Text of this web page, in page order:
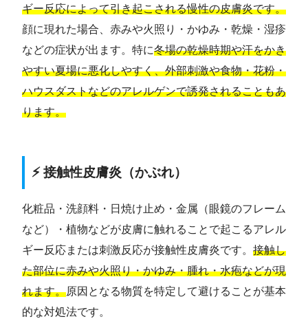
ギー反応によって引き起こされる慢性の皮膚炎です。
顔に現れた場合、赤みや火照り・かゆみ・乾燥・湿疹
などの症状が出ます。特に冬場の乾燥時期や汗をかき
やすい夏場に悪化しやすく、外部刺激や食物・花粉・
ハウスダストなどのアレルゲンで誘発されることもあ
ります。
⚡ 接触性皮膚炎（かぶれ）
化粧品・洗顔料・日焼け止め・金属（眼鏡のフレーム
など）・植物などが皮膚に触れることで起こるアレル
ギー反応または刺激反応が接触性皮膚炎です。 接触し
た部位に赤みや火照り・かゆみ・腫れ・水疱などが現
れます。原因となる物質を特定して避けることが基本
的な対処法です。